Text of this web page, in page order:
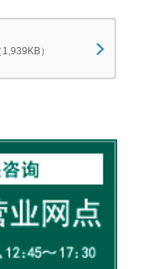
1,939KB）